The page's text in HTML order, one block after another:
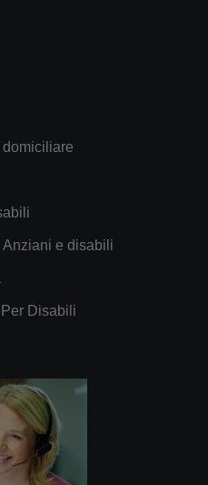
domiciliare
Anziani e disabili
Disabili